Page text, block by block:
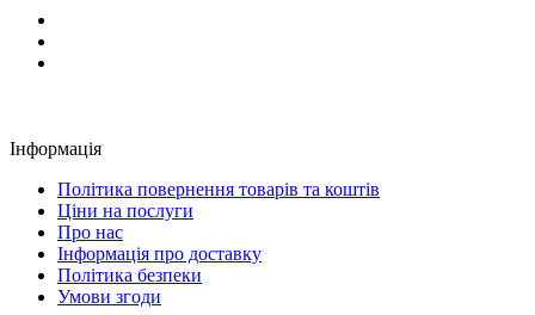
Інформація
Політика повернення товарів та коштів
Ціни на послуги
Про нас
Інформація про доставку
Політика безпеки
Умови згоди